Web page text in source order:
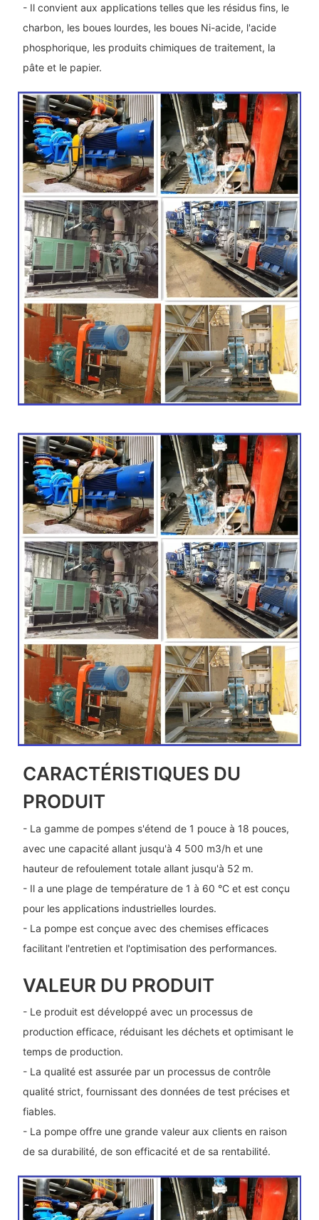
- Il convient aux applications telles que les résidus fins, le
charbon, les boues lourdes, les boues Ni-acide, l'acide
phosphorique, les produits chimiques de traitement, la
pâte et le papier.
CARACTÉRISTIQUES DU
PRODUIT
- La gamme de pompes s'étend de 1 pouce à 18 pouces,
avec une capacité allant jusqu'à 4 500 m3/h et une
hauteur de refoulement totale allant jusqu'à 52 m.
- Il a une plage de température de 1 à 60 °C et est conçu
pour les applications industrielles lourdes.
- La pompe est conçue avec des chemises efficaces
facilitant l'entretien et l'optimisation des performances.
VALEUR DU PRODUIT
- Le produit est développé avec un processus de
production efficace, réduisant les déchets et optimisant le
temps de production.
- La qualité est assurée par un processus de contrôle
qualité strict, fournissant des données de test précises et
fiables.
- La pompe offre une grande valeur aux clients en raison
de sa durabilité, de son efficacité et de sa rentabilité.